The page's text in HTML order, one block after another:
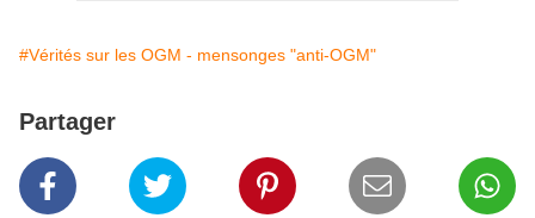
#Vérités sur les OGM - mensonges "anti-OGM"
Partager